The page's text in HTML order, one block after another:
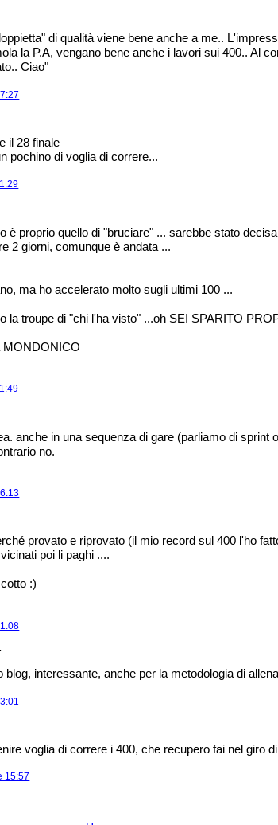
di qualità viene bene anche a me..
la P.A, vengano bene anche i lavori sui 400.. Al
Ciao"
il 28 finale
pochino di voglia di correre...
è proprio quello di "bruciare" ... sarebbe stato
2 giorni, comunque è andata ...
ma ho accelerato molto sugli ultimi 100 ...
la troupe di "chi l'ha visto" ...oh SEI SPARITO
MONDONICO
anche in una sequenza di gare (parliamo di sprint
no.
provato e riprovato (il mio record sul 400 l'ho
poi li paghi ....
:)
blog, interessante, anche per la metodologia di
voglia di correre i 400, che recupero fai nel giro
15:57